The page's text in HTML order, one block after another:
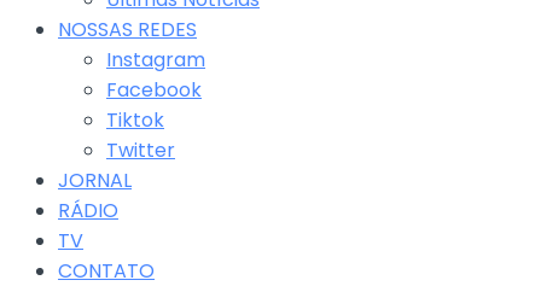
NOSSAS REDES
Instagram
Facebook
Tiktok
Twitter
JORNAL
RÁDIO
TV
CONTATO